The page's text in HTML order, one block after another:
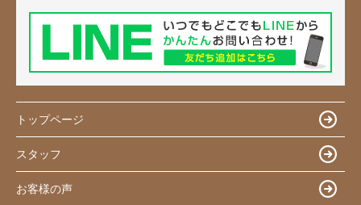
トップページ
スタッフ
お客様の声